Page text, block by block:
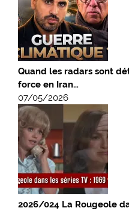
Quand les radars sont
force en Iran…
07/05/2026
2026/024 La Rougeole